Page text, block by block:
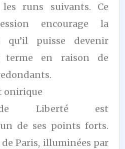
runs suivants. Ce
encourage la
qu’il puisse devenir
en raison de
onirique
de Liberté est
de ses points forts.
de Paris, illuminées par